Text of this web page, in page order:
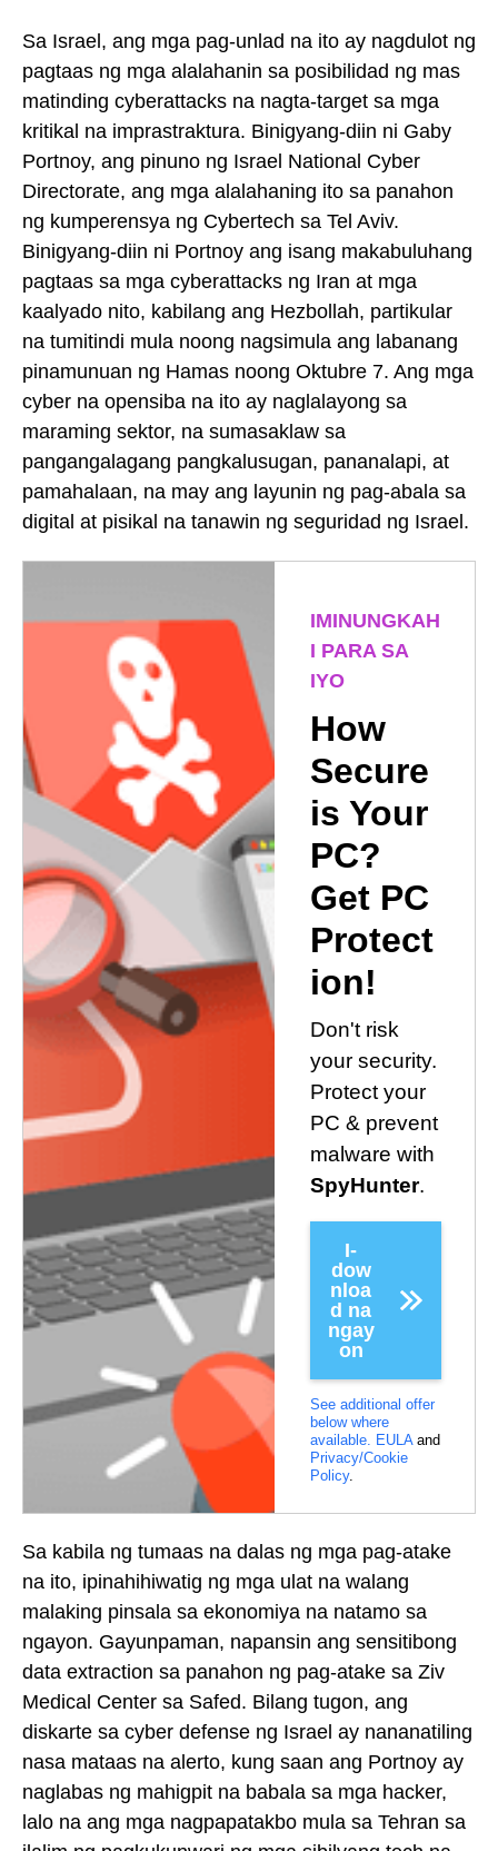
Sa Israel, ang mga pag-unlad na ito ay nagdulot ng
pagtaas ng mga alalahanin sa posibilidad ng mas
matinding cyberattacks na nagta-target sa mga
kritikal na imprastraktura. Binigyang-diin ni Gaby
Portnoy, ang pinuno ng Israel National Cyber
Directorate, ang mga alalahaning ito sa panahon
ng kumperensya ng Cybertech sa Tel Aviv.
Binigyang-diin ni Portnoy ang isang makabuluhang
pagtaas sa mga cyberattacks ng Iran at mga
kaalyado nito, kabilang ang Hezbollah, partikular
na tumitindi mula noong nagsimula ang labanang
pinamunuan ng Hamas noong Oktubre 7. Ang mga
cyber na opensiba na ito ay naglalayong sa
maraming sektor, na sumasaklaw sa
pangangalagang pangkalusugan, pananalapi, at
pamahalaan, na may ang layunin ng pag-abala sa
digital at pisikal na tanawin ng seguridad ng Israel.
IMINUNGKAH
I PARA SA
IYO
How
Secure
is Your
PC?
Get PC
Protect
ion!
Don't risk
your security.
Protect your
PC & prevent
malware with
SpyHunter.
I-
dow
nloa
d na
ngay
on
See additional offer
below where
available.
EULAand
Privacy/Cookie
Policy.
Sa kabila ng tumaas na dalas ng mga pag-atake
na ito, ipinahihiwatig ng mga ulat na walang
malaking pinsala sa ekonomiya na natamo sa
ngayon. Gayunpaman, napansin ang sensitibong
data extraction sa panahon ng pag-atake sa Ziv
Medical Center sa Safed. Bilang tugon, ang
diskarte sa cyber defense ng Israel ay nananatiling
nasa mataas na alerto, kung saan ang Portnoy ay
naglabas ng mahigpit na babala sa mga hacker,
lalo na ang mga nagpapatakbo mula sa Tehran sa